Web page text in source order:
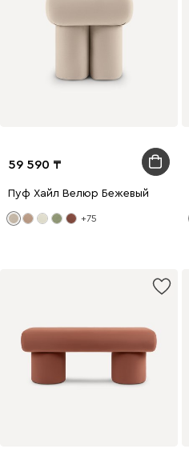
59 590
Пуф Хайл Велюр Бежевый
+75